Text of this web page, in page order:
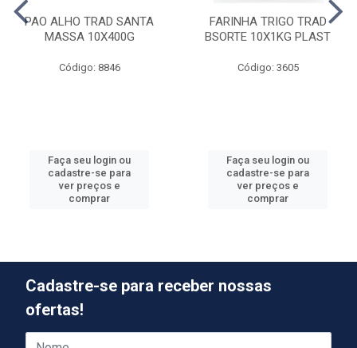
PAO ALHO TRAD SANTA
MASSA 10X400G
Código: 8846
Faça seu login ou
cadastre-se para
ver preços e
comprar
FARINHA TRIGO TRAD
BSORTE 10X1KG PLAST
Código: 3605
Faça seu login ou
cadastre-se para
ver preços e
comprar
Cadastre-se para receber nossas
ofertas!